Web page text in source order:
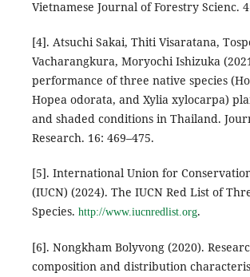
Vietnamese Journal of Forestry Scienc.
[4]. Atsuchi Sakai, Thiti Visaratana,
Vacharangkura, Moryochi Ishizuka
performance of three native species
Hopea odorata, and Xylia xylocarpa)
and shaded conditions in Thailand.
Research. 16: 469–475.
[5]. International Union for
(IUCN) (2024). The IUCN Red List of
Species. http://www.iucnredlist.org.
[6]. Nongkham Bolyvong (2020).
composition and distribution